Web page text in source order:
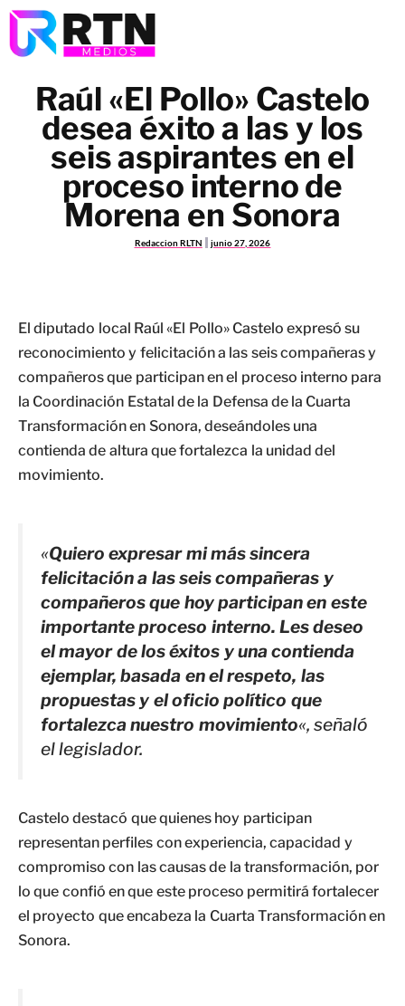
Raúl «El Pollo» Castelo
desea éxito a las y los
seis aspirantes en el
proceso interno de
Morena en Sonora
Redaccion RLTN junio 27, 2026
El diputado local Raúl «El Pollo» Castelo expresó su
reconocimiento y felicitación a las seis compañeras y
compañeros que participan en el proceso interno para
la Coordinación Estatal de la Defensa de la Cuarta
Transformación en Sonora, deseándoles una
contienda de altura que fortalezca la unidad del
movimiento.
«Quiero expresar mi más sincera
felicitación a las seis compañeras y
compañeros que hoy participan en este
importante proceso interno. Les deseo
el mayor de los éxitos y una contienda
ejemplar, basada en el respeto, las
propuestas y el oficio político que
fortalezca nuestro movimiento«, señaló
el legislador.
Castelo destacó que quienes hoy participan
representan perfiles con experiencia, capacidad y
compromiso con las causas de la transformación, por
lo que confió en que este proceso permitirá fortalecer
el proyecto que encabeza la Cuarta Transformación en
Sonora.